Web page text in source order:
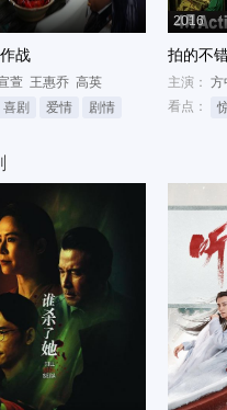
战
萱 王惠乔 高英
喜剧 爱情 剧情
2016
拍的不
主演： 方
看点：